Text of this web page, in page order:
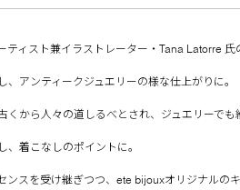
ティスト兼イラストレーター・Tana Latorre
アンティークジュエリーの様な仕上がりに。
くから人々の道しるべとされ、ジュエリーで
、着こなしのポイントに。
ンスを受け継ぎつつ、ete bijouxオリジナルの